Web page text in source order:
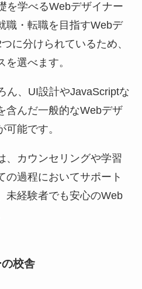
を学べるWebデザイナー
職・転職を目指すWebデ
に分けられているため、
選べます。
ん、UI設計やJavaScriptな
含んだ一般的なWebデザ
能です。
、カウンセリングや学習
の過程においてサポート
未経験者でも安心のWeb
校舎